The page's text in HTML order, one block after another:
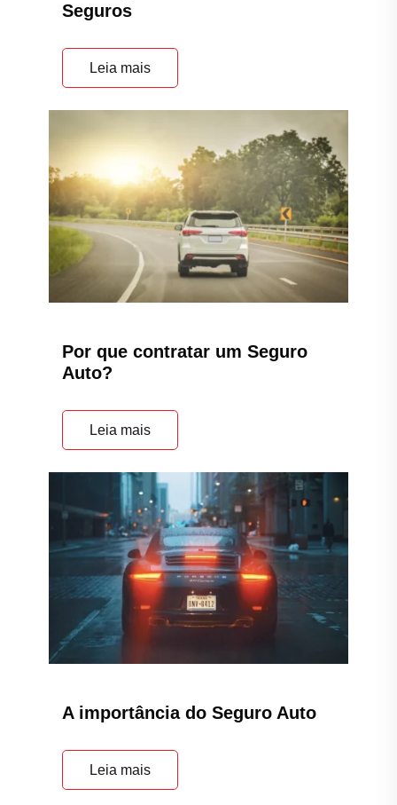
Seguros
Leia mais
Por que contratar um Seguro
Auto?
Leia mais
A importância do Seguro Auto
Leia mais